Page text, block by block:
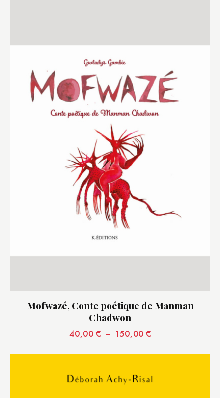
Mofwazé, Conte poétique de Manman
Chadwon
40,00 € – 150,00 €